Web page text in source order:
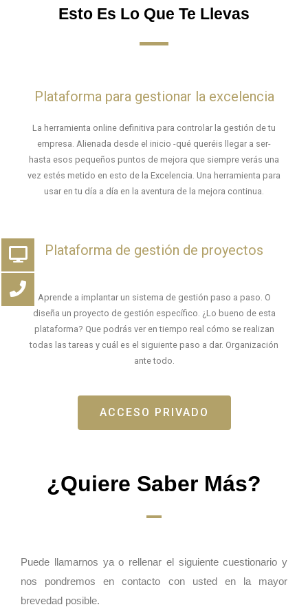
Esto Es Lo Que Te Llevas
Plataforma para gestionar la excelencia
La herramienta online definitiva para controlar la gestión de tu
empresa. Alienada desde el inicio -qué queréis llegar a ser-
hasta esos pequeños puntos de mejora que siempre verás una
vez estés metido en esto de la Excelencia. Una herramienta para
usar en tu día a día en la aventura de la mejora continua.
Plataforma de gestión de proyectos
Aprende a implantar un sistema de gestión paso a paso. O
diseña un proyecto de gestión específico. ¿Lo bueno de esta
plataforma? Que podrás ver en tiempo real cómo se realizan
todas las tareas y cuál es el siguiente paso a dar. Organización
ante todo.
ACCESO PRIVADO
¿Quiere Saber Más?
Puede llamarnos ya o rellenar el siguiente cuestionario y
nos pondremos en contacto con usted en la mayor
brevedad posible.